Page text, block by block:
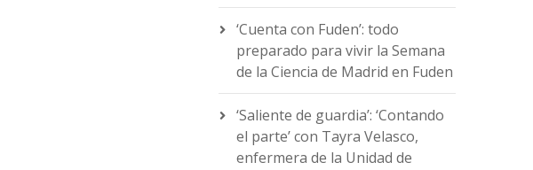
‘Cuenta con Fuden’: todo
preparado para vivir la Semana
de la Ciencia de Madrid en Fuden
‘Saliente de guardia’: ‘Contando
el parte’ con Tayra Velasco,
enfermera de la Unidad de